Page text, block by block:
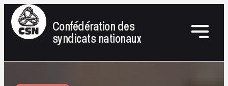
Confédération des
syndicats nationaux